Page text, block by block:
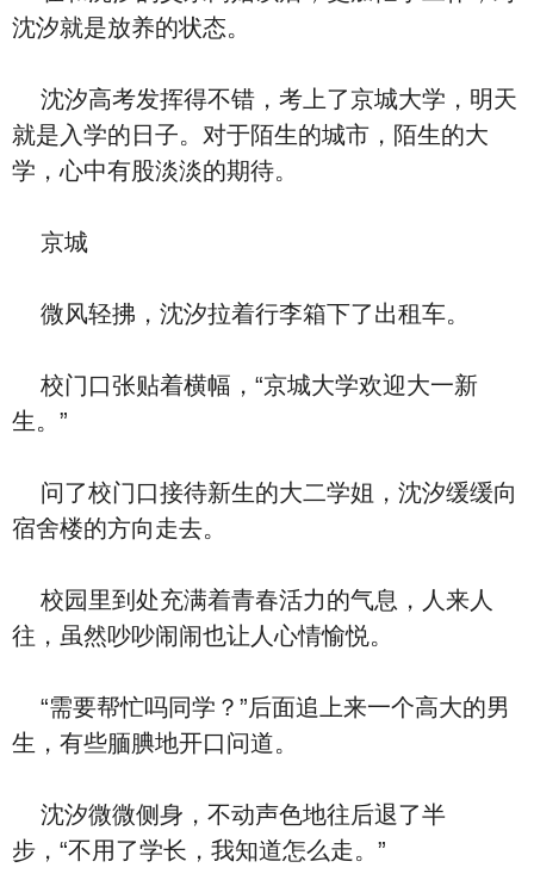
沈汐就是放养的状态。
沈汐高考发挥得不错，考上了京城大学，明天
就是入学的日子。对于陌生的城市，陌生的大
学，心中有股淡淡的期待。
京城
微风轻拂，沈汐拉着行李箱下了出租车。
校门口张贴着横幅，“京城大学欢迎大一新
生。”
问了校门口接待新生的大二学姐，沈汐缓缓向
宿舍楼的方向走去。
校园里到处充满着青春活力的气息，人来人
往，虽然吵吵闹闹也让人心情愉悦。
“需要帮忙吗同学？”后面追上来一个高大的男
生，有些腼腆地开口问道。
沈汐微微侧身，不动声色地往后退了半
步，“不用了学长，我知道怎么走。”